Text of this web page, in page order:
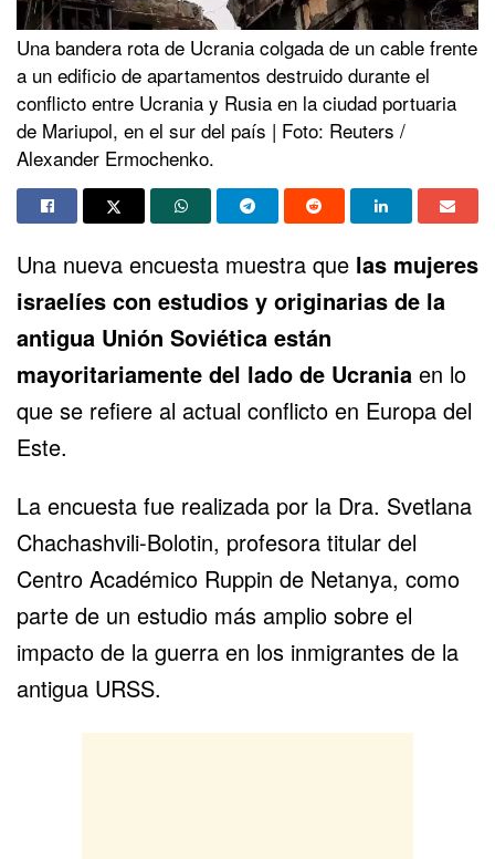
Una bandera rota de Ucrania colgada de un cable frente
a un edificio de apartamentos destruido durante el
conflicto entre Ucrania y Rusia en la ciudad portuaria
de Mariupol, en el sur del país | Foto: Reuters /
Alexander Ermochenko.
Una nueva encuesta muestra que las mujeres
israelíes con estudios y originarias de la
antigua Unión Soviética están
mayoritariamente del lado de Ucrania en lo
que se refiere al actual conflicto en Europa del
Este.
La encuesta fue realizada por la Dra. Svetlana
Chachashvili-Bolotin, profesora titular del
Centro Académico Ruppin de Netanya, como
parte de un estudio más amplio sobre el
impacto de la guerra en los inmigrantes de la
antigua URSS.